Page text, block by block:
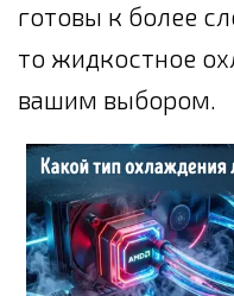
готовы к более
то жидкостное
вашим выбором.